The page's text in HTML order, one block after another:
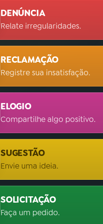
DENÚNCIA
Relate irregularidades.
RECLAMAÇÃO
Registre sua insatisfação.
ELOGIO
Compartilhe algo positivo.
SUGESTÃO
Envie uma ideia.
SOLICITAÇÃO
Faça um pedido.